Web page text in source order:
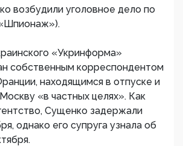
возбудили уголовное дело по
«Укринформа»
собственным корреспондентом
находящимся в отпуске и
«в частных целях». Как
Сущенко задержали
однако его супруга узнала об